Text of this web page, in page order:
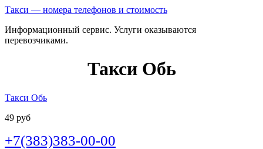
Такси — номера телефонов и стоимость
Информационный сервис. Услуги оказываются
перевозчиками.
Такси Обь
Такси Обь
49 руб
+7(383)383-00-00